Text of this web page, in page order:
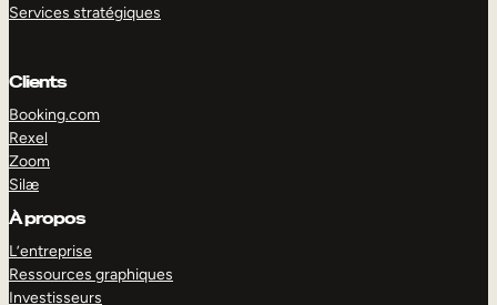
Services stratégiques
Clients
Booking.com
Rexel
Zoom
Silæ
À propos
L’entreprise
Ressources graphiques
Investisseurs